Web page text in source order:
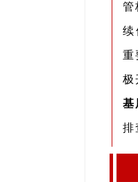
管
续
重
极
基
排